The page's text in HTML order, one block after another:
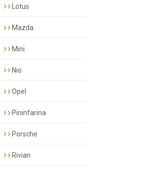
Lotus
Mazda
Mini
Nio
Opel
Pininfarina
Porsche
Rivian